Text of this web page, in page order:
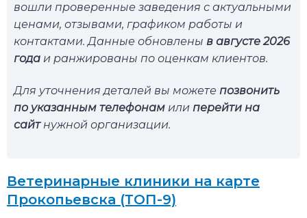
вошли проверенные заведения с актуальными
ценами, отзывами, графиком работы и
контактами. Данные обновлены в августе 2026
года и ранжированы по оценкам клиентов.
Для уточнения деталей вы можете позвонить
по указанным телефонам или перейти на
сайтнужной организации.
Ветеринарные клиники на карте
Прокопьевска (ТОП-9)